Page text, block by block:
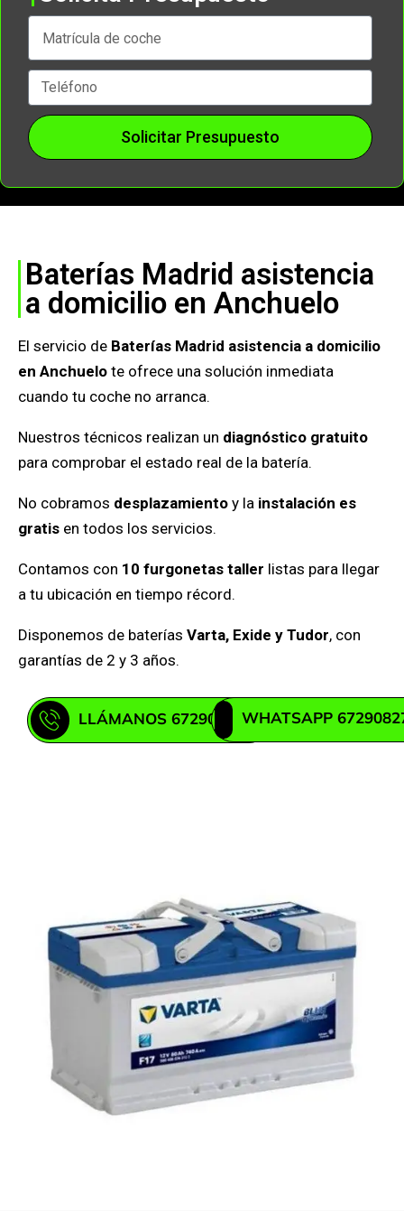
Solicitar Presupuesto
Baterías Madrid asistencia
a domicilio en Anchuelo
El servicio de Baterías Madrid asistencia a domicilio
en Anchuelo te ofrece una solución inmediata
cuando tu coche no arranca.
Nuestros técnicos realizan un diagnóstico gratuito
para comprobar el estado real de la batería.
No cobramos desplazamiento y la instalación es
gratis en todos los servicios.
Contamos con 10 furgonetas taller listas para llegar
a tu ubicación en tiempo récord.
Disponemos de baterías Varta, Exide y Tudor, con
garantías de 2 y 3 años.
LLÁMANOS 672908271WHATSAPP